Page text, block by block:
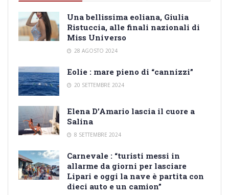
Una bellissima eoliana, Giulia
Ristuccia, alle finali nazionali di
Miss Universo
28 AGOSTO 2024
Eolie : mare pieno di “cannizzi”
20 SETTEMBRE 2024
Elena D’Amario lascia il cuore a
Salina
8 SETTEMBRE 2024
Carnevale : “turisti messi in
allarme da giorni per lasciare
Lipari e oggi la nave è partita con
dieci auto e un camion”